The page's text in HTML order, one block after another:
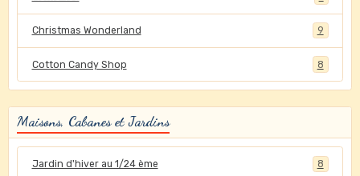
Christmas Wonderland 9
Cotton Candy Shop 8
Maisons, Cabanes et Jardins
Jardin d'hiver au 1/24 ème 8